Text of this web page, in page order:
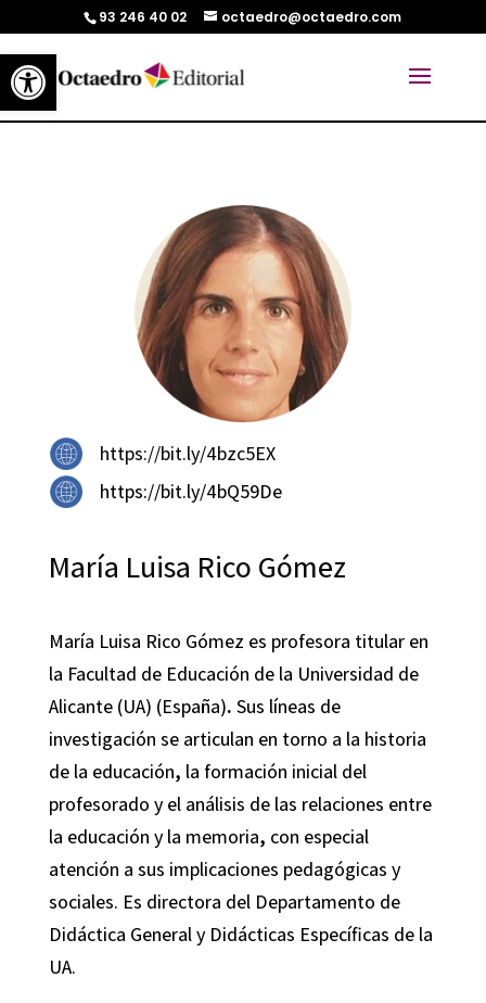
Abrir barra de herramientas
93 246 40 02 octaedro@octaedro.com
https://bit.ly/4bzc5EX
https://bit.ly/4bQ59De
María Luisa Rico Gómez
María Luisa Rico Gómez es profesora titular en
la Facultad de Educación de la Universidad de
Alicante (UA) (España). Sus líneas de
investigación se articulan en torno a la historia
de la educación, la formación inicial del
profesorado y el análisis de las relaciones entre
la educación y la memoria, con especial
atención a sus implicaciones pedagógicas y
sociales. Es directora del Departamento de
Didáctica General y Didácticas Específicas de la
UA.